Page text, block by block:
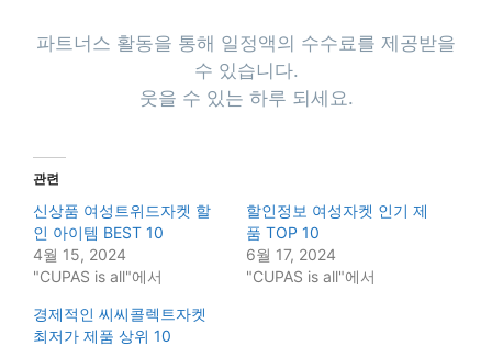
파트너스 활동을 통해 일정액의 수수료를 제공받을
수 있습니다.
웃을 수 있는 하루 되세요.
관련
신상품 여성트위드자켓 할
인 아이템 BEST 10
4월 15, 2024
"CUPAS is all"에서
할인정보 여성자켓 인기 제
품 TOP 10
6월 17, 2024
"CUPAS is all"에서
경제적인 씨씨콜렉트자켓
최저가 제품 상위 10